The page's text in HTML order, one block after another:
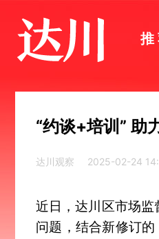
推
“约谈+培训” 助
达川观察 2025-02-24
近日，达川区市场监
问题，结合新修订